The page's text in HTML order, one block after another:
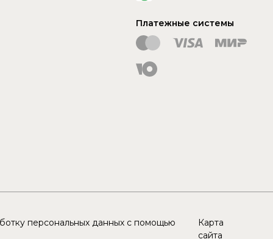
Платежные системы
персональных данных с помощью
Карта
сайта